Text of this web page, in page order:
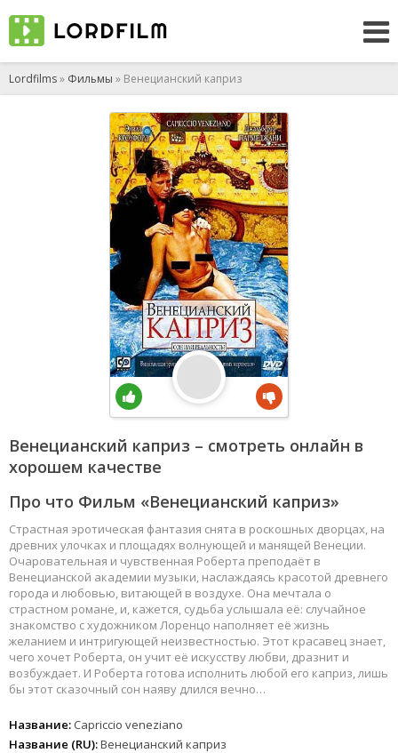
Lordfilms» Фильмы » Венецианский каприз
Венецианский каприз – смотреть онлайн в
хорошем качестве
Про что Фильм «Венецианский каприз»
Страстная эротическая фантазия снята в роскошных дворцах, на
древних улочках и площадях волнующей и манящей Венеции.
Очаровательная и чувственная Роберта преподаёт в
Венецианской академии музыки, наслаждаясь красотой древнего
города и любовью, витающей в воздухе. Она мечтала о
страстном романе, и, кажется, судьба услышала её: случайное
знакомство с художником Лоренцо наполняет её жизнь
желанием и интригующей неизвестностью. Этот красавец знает,
чего хочет Роберта, он учит её искусству любви, дразнит и
возбуждает. И Роберта готова исполнить любой его каприз, лишь
бы этот сказочный сон наяву длился вечно…
Название: Capriccio veneziano
Название (RU):Венецианский каприз